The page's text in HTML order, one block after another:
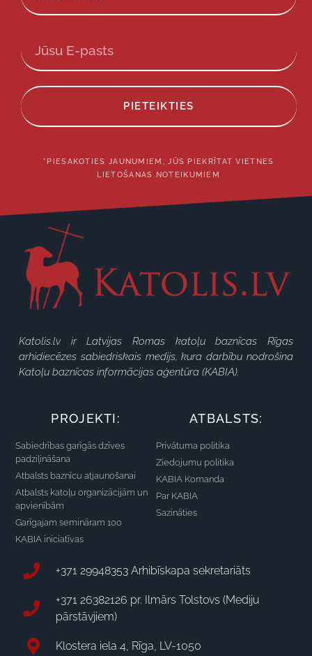
PIETEIKTIES
*PIESAKOTIES JAUNUMIEM, JŪS PIEKRĪTAT VIETNES
LIETOŠANAS NOTEIKUMIEM
Katolis.lv ir Latvijas Romas katoļu baznīcas Rīgas
arhidiecēzes sabiedriskais medijs, kura darbību nodrošina
Katoļu baznīcas informācijas aģentūra (KABIA).
PROJEKTI:
Sabiedrības garīgās dzīves
padziļināšana
Atbalsts baznīcu atjaunošanai
Atbalsts katoļu organizācijām un
apvienībām
Garīgajam semināram 100
KABIA iniciatīvas
ATBALSTS:
Privātuma politika
Ziedojumu politika
KABIA Komanda
Par KABIA
Sazināties
+371 29948353 Arhibīskapa sekretariāts
+371 26382126 pr. Ilmārs Tolstovs (Mediju
pārstāvjiem)
Klostera iela 4, Rīga, LV-1050